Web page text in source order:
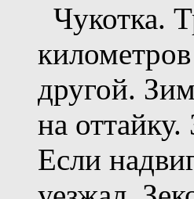
Чукотка.
другой.
на
Если